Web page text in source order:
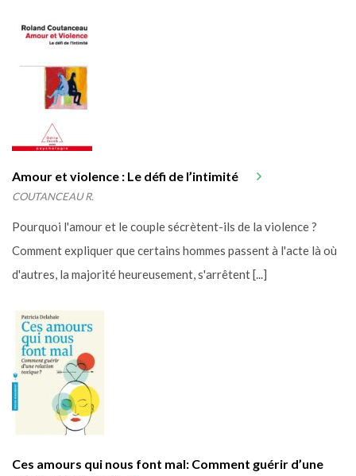
Amour et violence : Le défi de l’intimité
COUTANCEAU R.
Pourquoi l'amour et le couple sécrètent-ils de la violence ?
Comment expliquer que certains hommes passent à l'acte là où
d'autres, la majorité heureusement, s'arrêtent [...]
Ces amours qui nous font mal: Comment guérir d’une